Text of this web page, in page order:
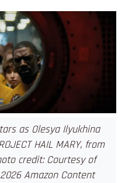
as Olesya Ilyukhina
HAIL MARY, from
credit: Courtesy of
Amazon Content